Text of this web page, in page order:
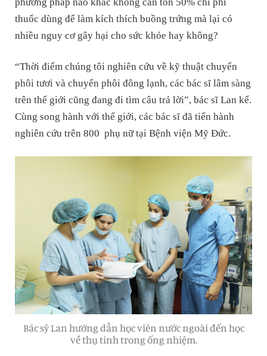
thuốc dùng để làm kích thích buồng trứng mà lại có
nhiều nguy cơ gây hại cho sức khỏe hay không?
“Thời điểm chúng tôi nghiên cứu về kỹ thuật chuyển
phôi tươi và chuyển phôi đông lạnh, các bác sĩ lâm sàng
trên thế giới cũng đang đi tìm câu trả lời”, bác sĩ Lan kể.
Cùng song hành với thế giới, các bác sĩ đã tiến hành
nghiên cứu trên 800 phụ nữ tại Bệnh viện Mỹ Đức.
Bác sỹ Lan hướng dẫn học viên nước ngoài đến học
về thụ tinh trong ống nhiệm.